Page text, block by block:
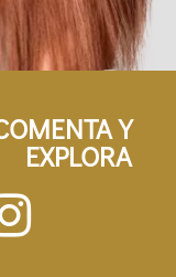
Y
EXPLORA